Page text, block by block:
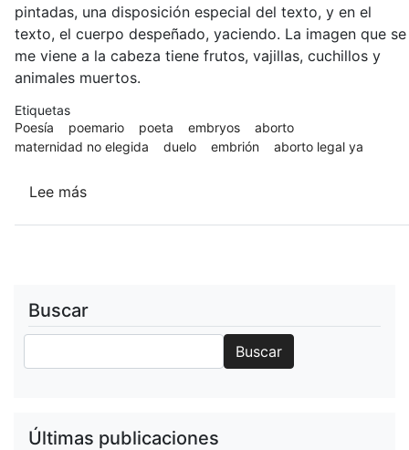
pintadas, una disposición especial del texto, y en el
texto, el cuerpo despeñado, yaciendo. La imagen que se
me viene a la cabeza tiene frutos, vajillas, cuchillos y
animales muertos.
Etiquetas
Poesía
poemario poeta embryos
aborto
maternidad no elegida
duelo embrión aborto legal ya
Lee más
Buscar
Buscar
Últimas publicaciones